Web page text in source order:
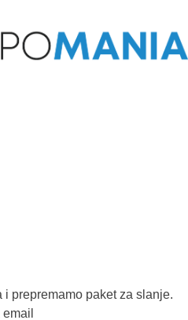
prepremamo paket za slanje.